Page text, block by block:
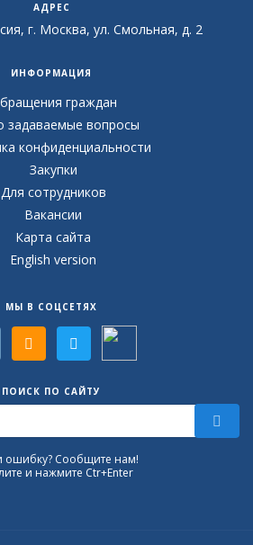
АДРЕС
г. Москва, ул. Смольная, д. 2
ИНФОРМАЦИЯ
граждан
задаваемые вопросы
конфиденциальности
Закупки
Для сотрудников
Вакансии
Карта сайта
English version
МЫ В СОЦСЕТЯХ
ПОИСК ПО САЙТУ
ошибку? Сообщите нам!
и нажмите Ctr+Enter